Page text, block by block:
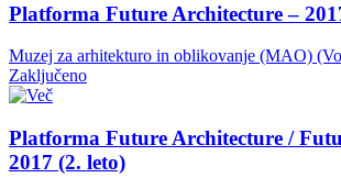
Platforma Future Architecture –
Muzej za arhitekturo in oblikovanje (MAO)
Zaključeno
Platforma Future Architecture /
2017 (2. leto)